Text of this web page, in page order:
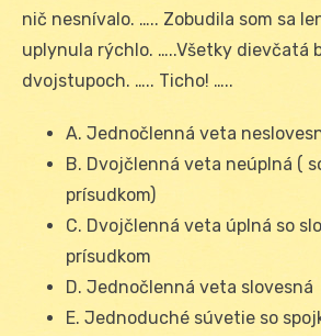
nič nesnívalo. ….. Zobudila som sa
uplynula rýchlo. …..Všetky dievčatá
dvojstupoch. ….. Ticho! …..
A. Jednočlenná veta
B. Dvojčlenná veta neúplná (
prísudkom)
C. Dvojčlenná veta úplná so
prísudkom
D. Jednočlenná veta slovesná
E. Jednoduché súvetie so